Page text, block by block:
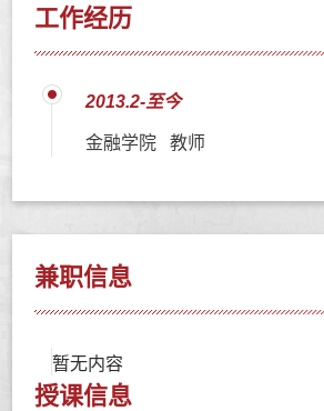
工作经历
2013.2-至今
金融学院 教师
兼职信息
暂无内容
授课信息